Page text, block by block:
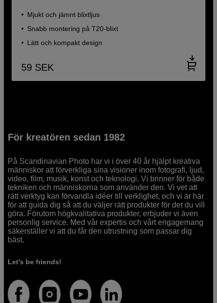
Mjukt och jämnt blixtljus
Snabb montering på T20-blixt
Lätt och kompakt design
59 SEK
För kreatören sedan 1982
På Scandinavian Photo har vi i över 40 år hjälpt kreativa
människor att förverkliga sina visioner inom fotografi, ljud,
video, film, musik, konst och teknologi. Vi brinner för både
tekniken och människorna som använder den. Vi vet att
rätt verktyg kan förvandla idéer till verklighet, och vi är här
för att guida dig så att du väljer rätt produkter för det du vill
göra. Förutom högkvalitativa produkter, erbjuder vi även
personlig service. Med vår expertis och vårt engagemang
säkerställer vi att du får den utrustning som passar dig
bäst.
Let's be friends!